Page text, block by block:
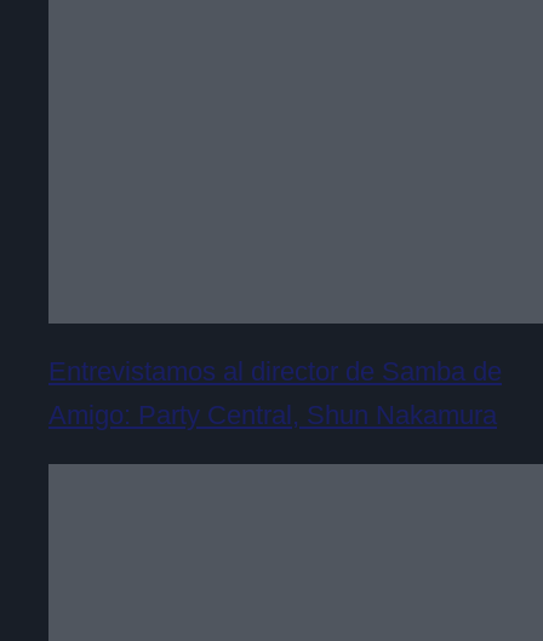
Entrevistamos al director de Samba de
Amigo: Party Central, Shun Nakamura